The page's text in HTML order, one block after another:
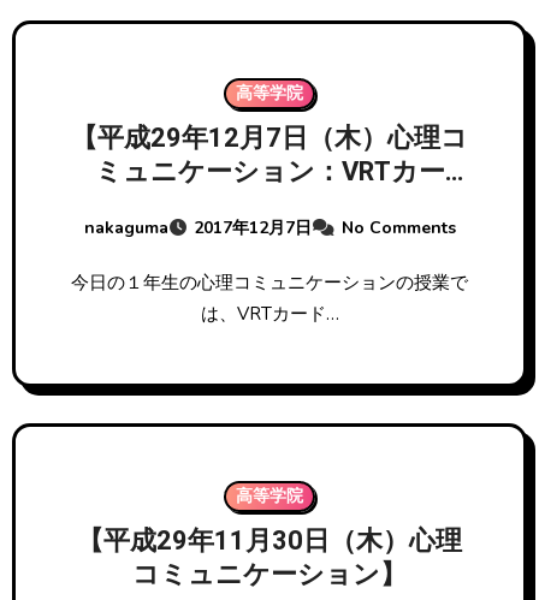
高等学院
【平成29年12月7日（木）心理コ
ミュニケーション：VRTカー
nakaguma 2017年12月7日 No Comments
今日の１年生の心理コミュニケーションの授業で
は、VRTカード…
高等学院
【平成29年11月30日（木）心理
コミュニケーション】